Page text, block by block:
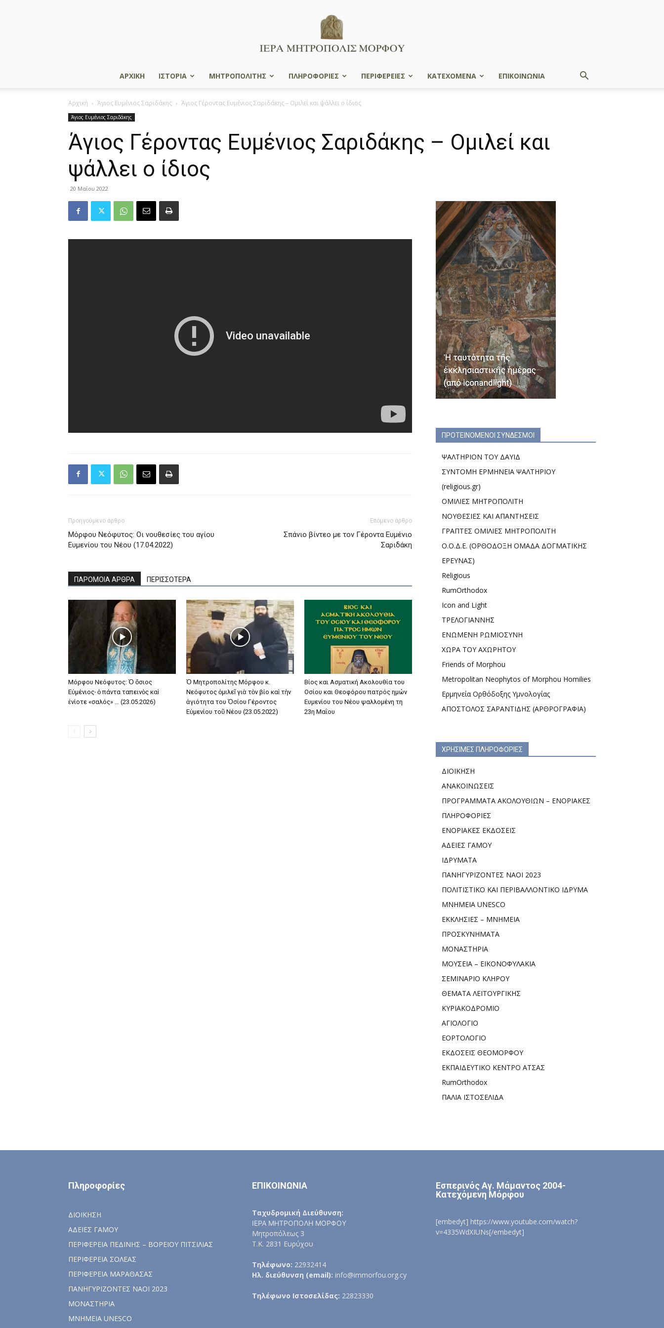
Μητρόπολις
ΑΡΧΙΚΗ ΙΣΤΟΡΙΑ ΜΗΤΡΟΠΟΛΙΤΗΣ ΠΛΗΡΟΦΟΡΙΕΣ ΠΕΡΙΦΕΡΕΙΕΣ ΚΑΤΕΧΟΜΕΝΑ ΕΠΙΚΟΙΝΩΝΙΑ
Αρχική Άγιος Ευμένιος Σαριδάκης Άγιος Γέροντας Ευμένιος Σαριδάκης – Ομιλεί και ψάλλει ο ίδιος
Άγιος Ευμένιος Σαριδάκης
Άγιος Γέροντας Ευμένιος Σαριδάκης – Ομιλεί και
ψάλλει ο ίδιος
20 Μαΐου 2022
Προηγούμενο άρθρο
Μόρφου Νεόφυτος: Οι νουθεσίες του αγίου
Ευμενίου του Νέου (17.04.2022)
Επόμενο άρθρο
Σπάνιο βίντεο με τον Γέροντα Ευμένιο
Σαριδάκη
ΠΑΡΟΜΟΙΑ ΑΡΘΡΑ ΠΕΡΙΣΣΟΤΕΡΑ
Μόρφου Νεόφυτος: Ὁ ὅσιος
Εὐμένιος‧ ὁ πάντα ταπεινὸς καὶ
ἐνίοτε «σαλός» … (23.05.2026)
Ὁ Μητροπολίτης Μόρφου κ.
Νεόφυτος ὁμιλεῖ γιὰ τὸν βίο καὶ τὴν
ἁγιότητα του Ὁσίου Γέροντος
Εὐμενίου τοῦ Νέου (23.05.2022)
Βίος και Ασματική Ακολουθία του
Οσίου και Θεοφόρου πατρός ημών
Ευμενίου του Νέου ψαλλομένη τη
23η Μαΐου
ΠΡΟΤΕΙΝΟΜΕΝΟΙ ΣΥΝΔΕΣΜΟΙ
ΨΑΛΤΗΡΙΟΝ ΤΟΥ ΔΑΥΙΔ
ΣΥΝΤΟΜΗ ΕΡΜΗΝΕΙΑ ΨΑΛΤΗΡΙΟΥ
(religious.gr)
ΟΜΙΛΙΕΣ ΜΗΤΡΟΠΟΛΙΤΗ
ΝΟΥΘΕΣΙΕΣ ΚΑΙ ΑΠΑΝΤΗΣΕΙΣ
ΓΡΑΠΤΕΣ ΟΜΙΛΙΕΣ ΜΗΤΡΟΠΟΛΙΤΗ
Ο.Ο.Δ.Ε. (ΟΡΘΟΔΟΞΗ ΟΜΑΔΑ ΔΟΓΜΑΤΙΚΗΣ
ΕΡΕΥΝΑΣ)
Religious
RumOrthodox
Icon and Light
ΤΡΕΛΟΓΙΑΝΝΗΣ
ΕΝΩΜΕΝΗ ΡΩΜΙΟΣΥΝΗ
ΧΩΡΑ ΤΟΥ ΑΧΩΡΗΤΟΥ
Friends of Morphou
Metropolitan Neophytos of Morphou Homilies
Ερμηνεία Ορθόδοξης Υμνολογίας
ΑΠΟΣΤΟΛΟΣ ΣΑΡΑΝΤΙΔΗΣ (ΑΡΘΡΟΓΡΑΦΙΑ)
ΧΡΗΣΙΜΕΣ ΠΛΗΡΟΦΟΡΙΕΣ
ΔΙΟΙΚΗΣΗ
ΑΝΑΚΟΙΝΩΣΕΙΣ
ΠΡΟΓΡΑΜΜΑΤΑ ΑΚΟΛΟΥΘΙΩΝ – ΕΝΟΡΙΑΚΕΣ
ΠΛΗΡΟΦΟΡΙΕΣ
ΕΝΟΡΙΑΚΕΣ ΕΚΔΟΣΕΙΣ
ΑΔΕΙΕΣ ΓΑΜΟΥ
ΙΔΡΥΜΑΤΑ
ΠΑΝΗΓΥΡΙΖΟΝΤΕΣ ΝΑΟΙ 2023
ΠΟΛΙΤΙΣΤΙΚΟ ΚΑΙ ΠΕΡΙΒΑΛΛΟΝΤΙΚΟ ΙΔΡΥΜΑ
ΜΝΗΜΕΙΑ UNESCO
ΕΚΚΛΗΣΙΕΣ – ΜΝΗΜΕΙΑ
ΠΡΟΣΚΥΝΗΜΑΤΑ
ΜΟΝΑΣΤΗΡΙΑ
ΜΟΥΣΕΙΑ – ΕΙΚΟΝΟΦΥΛΑΚΙΑ
ΣΕΜΙΝΑΡΙΟ ΚΛΗΡΟΥ
ΘΕΜΑΤΑ ΛΕΙΤΟΥΡΓΙΚΗΣ
ΚΥΡΙΑΚΟΔΡΟΜΙΟ
ΑΓΙΟΛΟΓΙΟ
ΕΟΡΤΟΛΟΓΙΟ
ΕΚΔΟΣΕΙΣ ΘΕΟΜΟΡΦΟΥ
ΕΚΠΑΙΔΕΥΤΙΚΟ ΚΕΝΤΡΟ ΑΤΣΑΣ
RumOrthodox
ΠΑΛΙΑ ΙΣΤΟΣΕΛΙΔΑ
Πληροφορίες
ΔΙΟΙΚΗΣΗ
ΑΔΕΙΕΣ ΓΑΜΟΥ
ΠΕΡΙΦΕΡΕΙΑ ΠΕΔΙΝΗΣ – ΒΟΡΕΙΟΥ ΠΙΤΣΙΛΙΑΣ
ΠΕΡΙΦΕΡΕΙΑ ΣΟΛΕΑΣ
ΠΕΡΙΦΕΡΕΙΑ ΜΑΡΑΘΑΣΑΣ
ΠΑΝΗΓΥΡΙΖΟΝΤΕΣ ΝΑΟΙ 2023
ΜΟΝΑΣΤΗΡΙΑ
ΜΝΗΜΕΙΑ UNESCO
ΕΠΙΚΟΙΝΩΝΙΑ
Ταχυδρομική Διεύθυνση:
ΙΕΡΑ ΜΗΤΡΟΠΟΛΗ ΜΟΡΦΟΥ
Μητροπόλεως 3
Τ.Κ. 2831 Ευρύχου
Τηλέφωνο: 22932414
Ηλ. διεύθυνση (email): info@immorfou.org.cy
Τηλέφωνο Ιστοσελίδας: 22823330
Εσπερινός Αγ. Μάμαντος 2004-
Κατεχόμενη Μόρφου
[embedyt] https://www.youtube.com/watch?
v=4335WdXIUNs[/embedyt]